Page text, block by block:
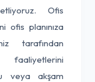
Ofis
ofis planınıza
tarafından
veya akşam